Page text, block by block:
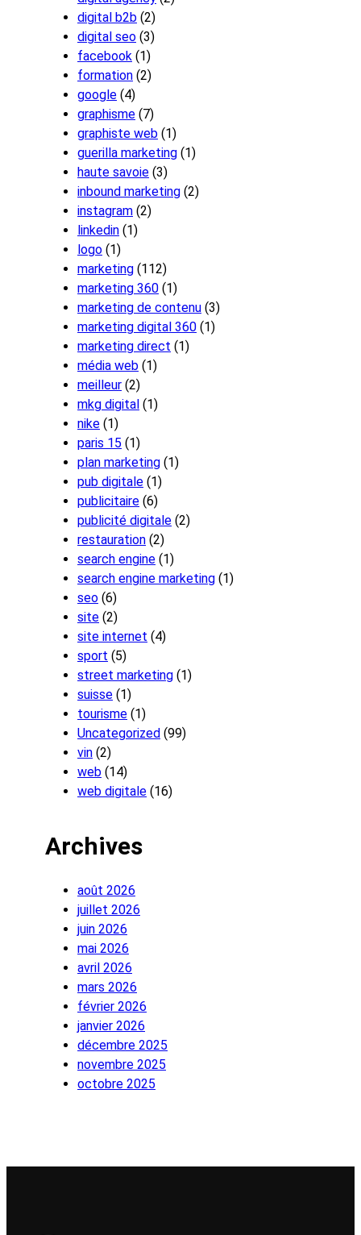
digital b2b (2)
digital seo (3)
facebook (1)
formation (2)
google (4)
graphisme (7)
graphiste web (1)
guerilla marketing (1)
haute savoie (3)
inbound marketing (2)
instagram (2)
linkedin (1)
logo (1)
marketing (112)
marketing 360 (1)
marketing de contenu (3)
marketing digital 360 (1)
marketing direct (1)
média web (1)
meilleur (2)
mkg digital (1)
nike (1)
paris 15 (1)
plan marketing (1)
pub digitale (1)
publicitaire (6)
publicité digitale (2)
restauration (2)
search engine (1)
search engine marketing (1)
seo (6)
site (2)
site internet (4)
sport (5)
street marketing (1)
suisse (1)
tourisme (1)
Uncategorized (99)
vin (2)
web (14)
web digitale (16)
Archives
août 2026
juillet 2026
juin 2026
mai 2026
avril 2026
mars 2026
février 2026
janvier 2026
décembre 2025
novembre 2025
octobre 2025